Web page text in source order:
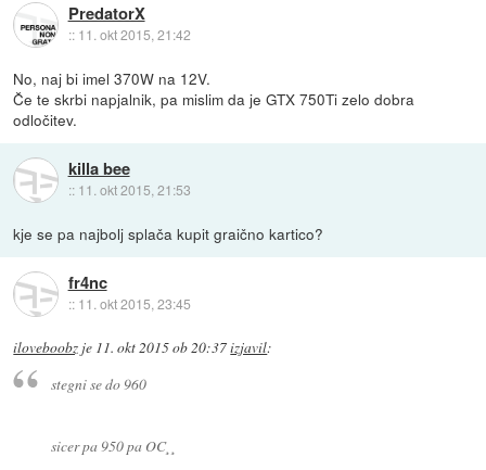
PredatorX
:: 11. okt 2015, 21:42
No, naj bi imel 370W na 12V.
Če te skrbi napjalnik, pa mislim da je GTX 750Ti zelo dobra
odločitev.
killa bee
:: 11. okt 2015, 21:53
kje se pa najbolj splača kupit graično kartico?
fr4nc
:: 11. okt 2015, 23:45
iloveboobz je 11. okt 2015 ob 20:37izjavil:
stegni se do 960
sicer pa 950 pa OC¸¸